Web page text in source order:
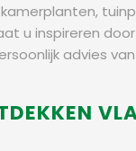
u inspireren
advies